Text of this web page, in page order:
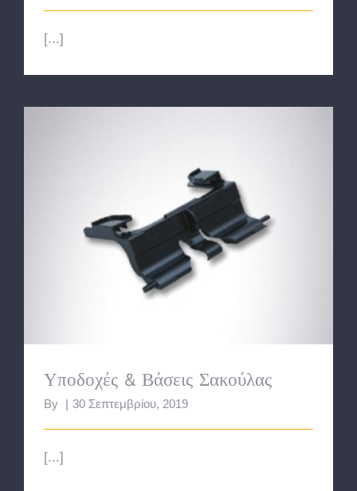
[...]
Υποδοχές & Βάσεις Σακούλας
Υποδοχές & Βάσεις Σακούλας
By 30 Σεπτεμβρίου, 2019
[...]